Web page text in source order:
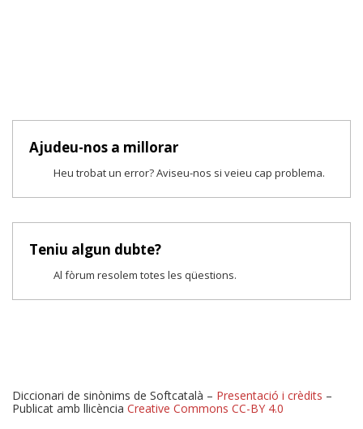
Ajudeu-nos a millorar
Heu trobat un error? Aviseu-nos si veieu cap problema.
Teniu algun dubte?
Al fòrum resolem totes les qüestions.
Diccionari de sinònims de Softcatalà – Presentació i crèdits –
Publicat amb llicència Creative Commons CC-BY 4.0